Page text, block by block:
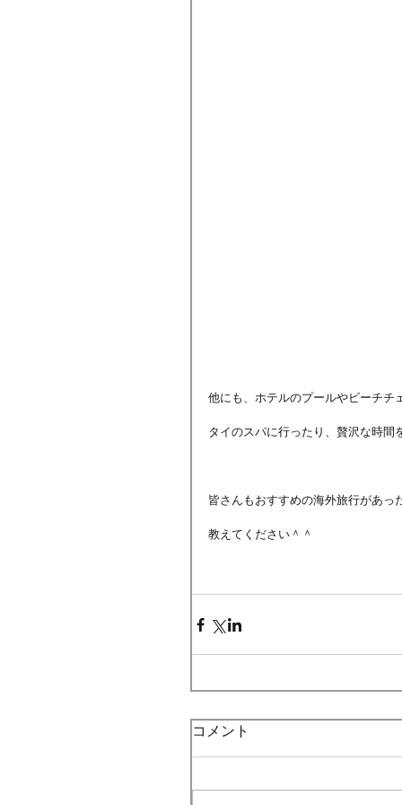
他にも、ホテルのプールやビーチチ
タイのスパに行ったり、贅沢な時間
皆さんもおすすめの海外旅行があっ
教えてください＾＾
コメント